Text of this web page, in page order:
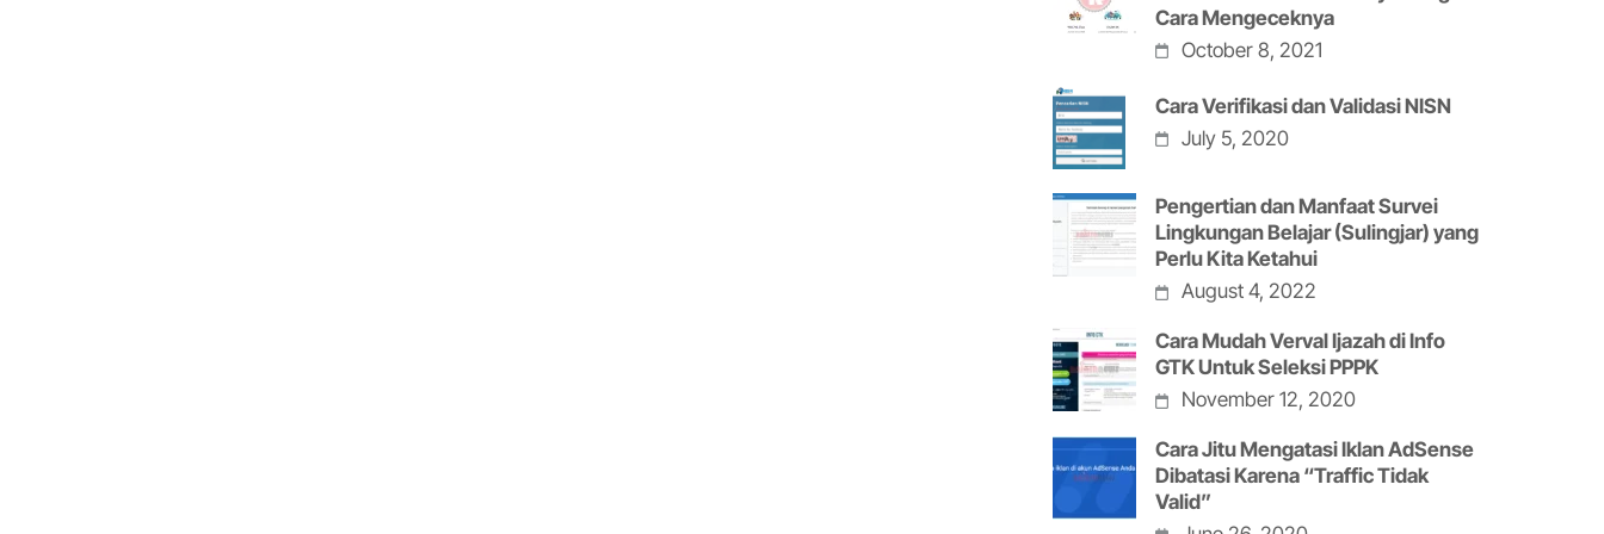
Cara Mengeceknya
October 8, 2021
Cara Verifikasi dan Validasi NISN
July 5, 2020
Pengertian dan Manfaat Survei
Lingkungan Belajar (Sulingjar) yang
Perlu Kita Ketahui
August 4, 2022
Cara Mudah Verval Ijazah di Info
GTK Untuk Seleksi PPPK
November 12, 2020
Cara Jitu Mengatasi Iklan AdSense
Dibatasi Karena “Traffic Tidak
Valid”